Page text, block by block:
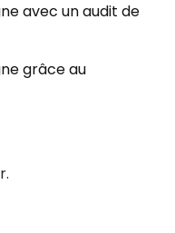
avec un audit de
grâce au